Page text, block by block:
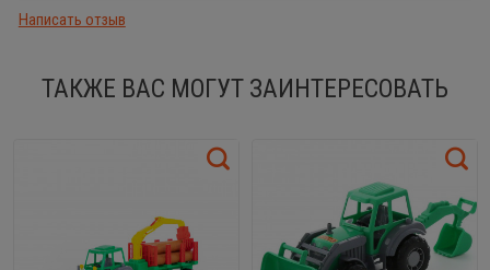
Написать отзыв
ТАКЖЕ ВАС МОГУТ ЗАИНТЕРЕСОВАТЬ